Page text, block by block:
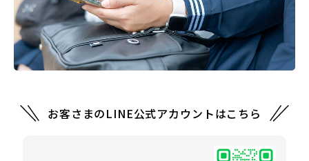
お客さまのLINE公式アカウントはこちら